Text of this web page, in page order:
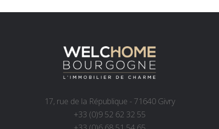
17, rue de la République - 71640 Givry
+33 (0)9 52 62 32 55